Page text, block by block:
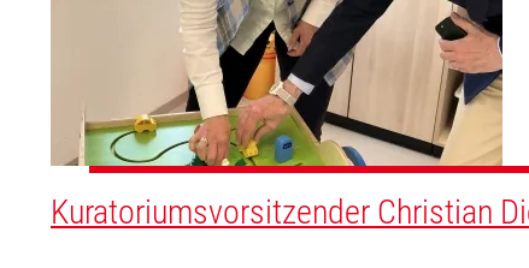
Kuratoriumsvorsitzender Christian